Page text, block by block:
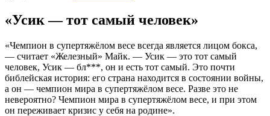
«Усик — тот самый человек»
«Чемпион в супертяжёлом весе всегда является лицом бокса,
— считает «Железный» Майк. — Усик — это тот самый
человек, Усик — бл***, он и есть тот самый. Это почти
библейская история: его страна находится в состоянии войны,
а он — чемпион мира в супертяжёлом весе. Разве это не
невероятно? Чемпион мира в супертяжёлом весе, и при этом
он переживает кризис у себя на родине».